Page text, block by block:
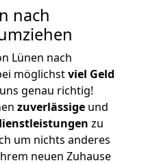
nach
Lünen nach
möglichstviel Geld
genau richtig!
zuverlässige und
zu
um nichts anderes
neuen Zuhause